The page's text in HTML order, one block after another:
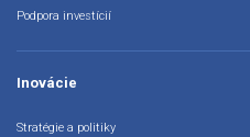
Podpora investícií
Inovácie
Stratégie a politiky